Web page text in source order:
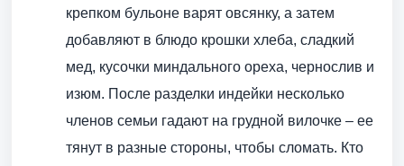
крепком бульоне варят овсянку, а затем
добавляют в блюдо крошки хлеба, сладкий
мед, кусочки миндального ореха, чернослив и
изюм. После разделки индейки несколько
членов семьи гадают на грудной вилочке – ее
тянут в разные стороны, чтобы сломать. Кто